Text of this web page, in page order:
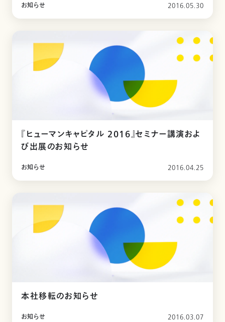
お知らせ 2016.05.30
『ヒューマンキャピタル 2016』セミナー講演およ
び出展のお知らせ
お知らせ 2016.04.25
本社移転のお知らせ
お知らせ 2016.03.07